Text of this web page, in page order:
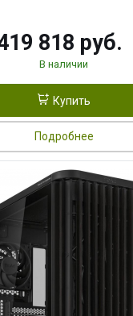
818 руб.
В наличии
Купить
Подробнее